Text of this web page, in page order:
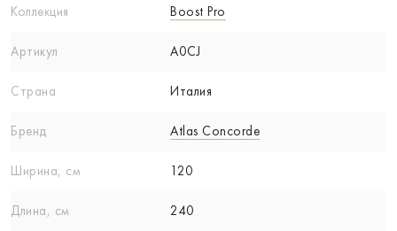
Коллекция Boost Pro
Артикул A0CJ
Страна Италия
Бренд Atlas Concorde
Ширина, см 120
Длина, см 240